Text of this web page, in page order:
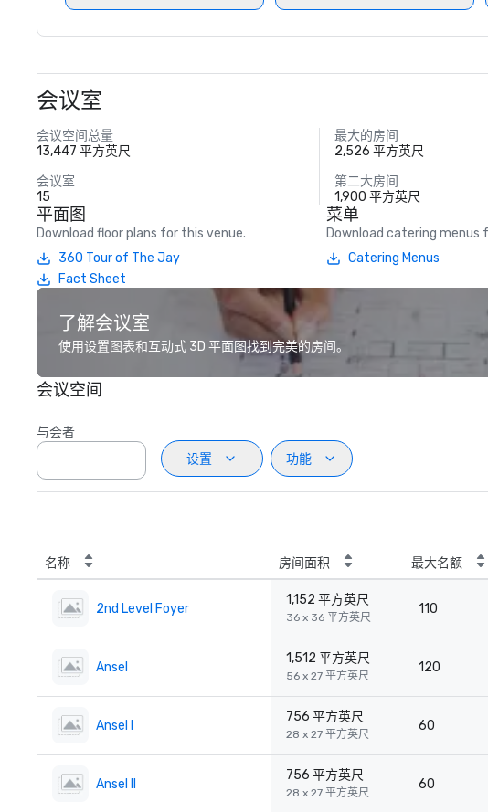
会议室
会议空间总量
13,447 平方英尺
最大的房间
2,526 平方英尺
会议室
15
第二大房间
1,900 平方英尺
平面图
Download floor plans for this venue.
360 Tour of The Jay
Fact Sheet
菜单
Download catering menus
Catering Menus
了解会议室
使用设置图表和互动式 3D 平面图找到完美的房间。
会议空间
与会者
设置
功能
名称 房间面积 最大名额
2nd Level Foyer
1,152 平方英尺
36 x 36 平方英尺
110
Ansel
1,512 平方英尺
56 x 27 平方英尺
120
Ansel I
756 平方英尺
28 x 27 平方英尺
60
Ansel II
756 平方英尺
28 x 27 平方英尺
60